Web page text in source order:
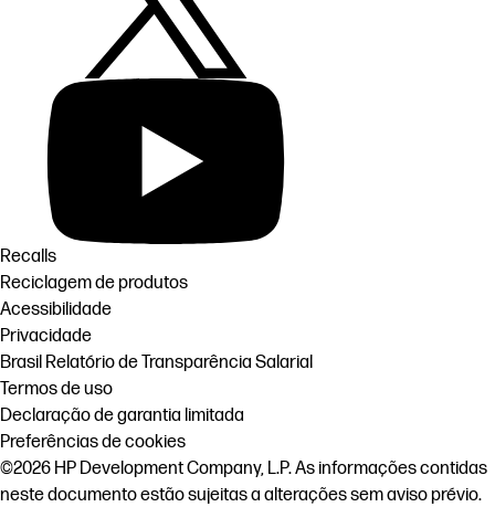
Recalls
Reciclagem de produtos
Acessibilidade
Privacidade
Brasil Relatório de Transparência Salarial
Termos de uso
Declaração de garantia limitada
Preferências de cookies
©2026 HP Development Company, L.P. As informações contidas
neste documento estão sujeitas a alterações sem aviso prévio.